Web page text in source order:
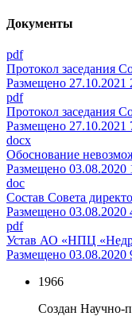
Документы
pdf
Протокол заседания
Размещено 27.10.2021
pdf
Протокол заседания
Размещено 27.10.2021
docx
Обоснование
Размещено 03.08.2020
doc
Состав Совета
Размещено 03.08.2020
pdf
Устав АО «НПЦ
Размещено 03.08.2020
1966
Создан Научно-